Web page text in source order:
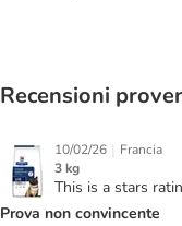
Recensioni
10/02/26 | Francia
3 kg
This is a stars
Prova non convincente